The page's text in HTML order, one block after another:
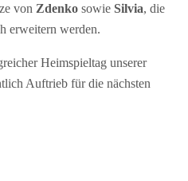
von Zdenko sowie Silvia, die
erweitern werden.
Heimspieltag unserer
Auftrieb für die nächsten